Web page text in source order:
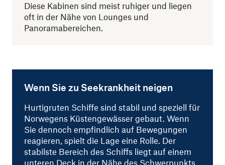
Diese Kabinen sind meist ruhiger und liegen
oft in der Nähe von Lounges und
Panoramabereichen.
Wenn Sie zu Seekrankheit neigen
Hurtigruten Schiffe sind stabil und speziell für
Norwegens Küstengewässer gebaut. Wenn
Sie dennoch empfindlich auf Bewegungen
reagieren, spielt die Lage eine Rolle. Der
stabilste Bereich des Schiffs liegt auf einem
unteren Deck in der Nähe des Schwerpunkts.